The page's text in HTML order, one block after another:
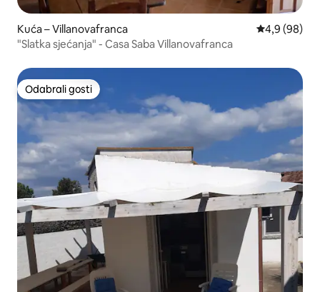
Kuća – Villanovafranca Prosječna
4,9 (98)
"Slatka sjećanja" - Casa Saba Villanovafranca
Odabrali gosti
Odabrali gosti